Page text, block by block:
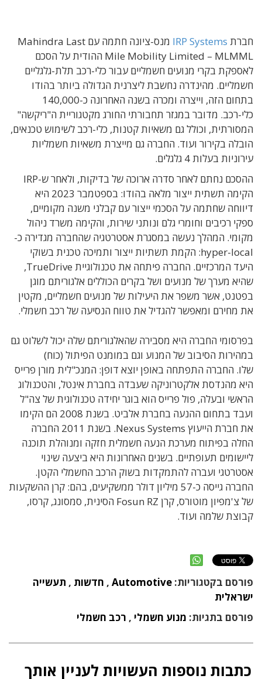
חברת IRP Systems
מנס-ציונה חתמה עם Mahindra Last
Mile Mobility Limited – MLMML ההודית על הסכם
לאספקת בקרי מנועים חשמליים עבור כלי-רכב תלת-גלגליים
חשמליים. מהינדרה נחשבת ליצרנית הגדולה ביותר בהודו
בתחום הזה, וייצרה ומכרה בשנה האחרונה כ-140,000
כלי-רכב. מדובר במגזר תחבורתי החורג מקטגוריית ה"ריקשה"
המסורתית, וכולל גם משאיות קטנות, כלי-רכב לשימוש טכנאים,
הובלה בקירור ועוד. החברה גם מייצרת משאיות חשמליות
עירוניות בעלות 4 גלגלים.
ההסכם נחתם לאחר סדרה ארוכה של בדיקות, ולאחר ש-IRP
הקימה תשתית ייצור מלאה בהודו: בספטמבר 2023 היא
דיווחה שחתמה על הסכמי ייצור עם קבלני משנה מקומיים,
ספקי רכיבים וחומרי גלם ונותני שירות, והקימה משרד ניהול
מקומי. המהלך נעשה במסגרת אסטרטגיה שהחברה מגדירה כ-
hyper-local: הקמת תשתיות ייצור ותמיכה טכנית בשוקי
היעד המרכזיים. החברה פיתחה את טכנולוגיית TrueDrive,
שהיא מערך של מנועים ושל בקרים הכוללים אלגוריתם מוגן
בפטנט, אשר משפר את היעילות של מנועים חשמליים, מקטין
את מחירם ומאפשר להגדיל את טווח הנסיעה של רכב חשמלי.
בפרסומי החברה היא מסבירה שהאלגוריתם שלה יכול לשלוט גם
במהירות הסיבוב של המנוע וגם במומנט הפיתול (כוח)
שלו. החברה התפתחה באופן יוצא דופן: המנכ"לית מורן פרייס
היא מהנדסת אלקטרוניקה שעבדה בחברת אינטל, והטכנולוג
הראשי ובעלה, פול פרייס הוא בוגר יחידה טכנולוגית של צה"ל
ועבד בתחום ההנעה בחברת אלביט. בשנת 2008 הם הקימו
את חברת הייעוץ Nexus Systems. בשנת 2011 החברה
החלה בפיתוח מערכת הנעה חשמלית חזקה ומנוהלת תוכנה
ליישומים תעופתיים. בשנים האחרונות היא ביצעה שינוי
אסטרטגי ועברה להתמקדות בשוק הרכב החשמלי הקטן.
החברה גייסה כ-57 מיליון דולר ממשקיעים, בהם: קרן ההשקעות
של צ'מפיון מוטורס, קרן Fosun RZ הסינית, סמסונג, קרסו,
קבוצת שלמה ועוד.
פורסם בקטגוריות: Automotive
, חדשות , תעשייה
ישראלית
פורסם בתגיות: מנוע חשמלי , רכב חשמלי
כתבות נוספות העשויות לעניין אותך